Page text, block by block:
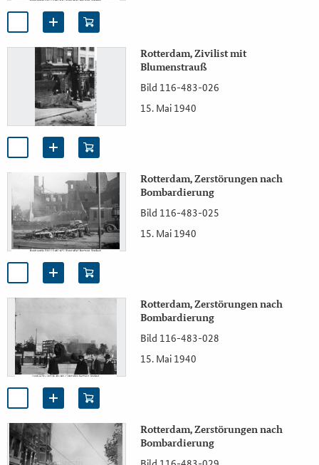
Rotterdam, Zivilist mit
Blumenstrauß
Bild 116-483-026
15. Mai 1940
Rotterdam, Zerstörungen nach
Bombardierung
Bild 116-483-025
15. Mai 1940
Rotterdam, Zerstörungen nach
Bombardierung
Bild 116-483-028
15. Mai 1940
Rotterdam, Zerstörungen nach
Bombardierung